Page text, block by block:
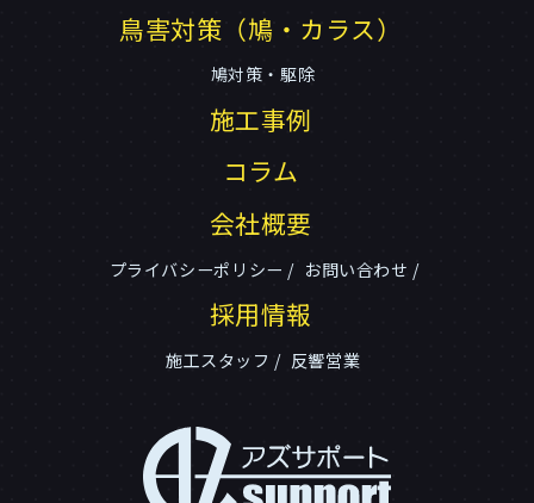
鳥害対策（鳩・カラス）
鳩対策・駆除
施工事例
コラム
会社概要
プライバシーポリシー お問い合わせ
採用情報
施工スタッフ 反響営業